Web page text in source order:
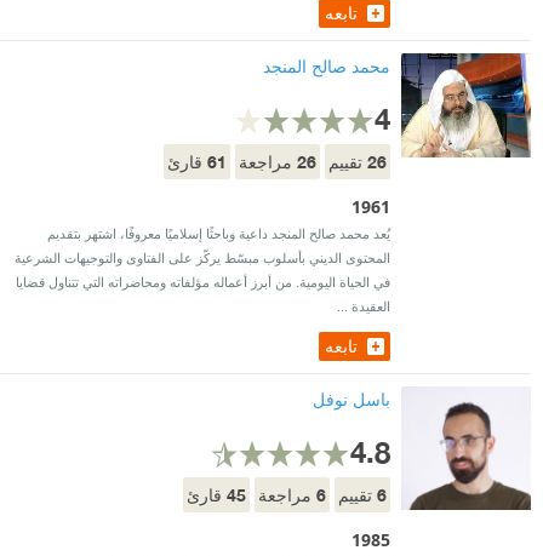
تابعه
محمد صالح المنجد
4
26تقييم 26مراجعة 61قارئ
1961
يُعد محمد صالح المنجد داعية وباحثًا إسلاميًا معروفًا، اشتهر بتقديم
المحتوى الديني بأسلوب مبسّط يركّز على الفتاوى والتوجيهات الشرعية
في الحياة اليومية. من أبرز أعماله مؤلفاته ومحاضراته التي تتناول قضايا
العقيدة ...
تابعه
باسل نوفل
4.8
6تقييم 6مراجعة 45قارئ
1985